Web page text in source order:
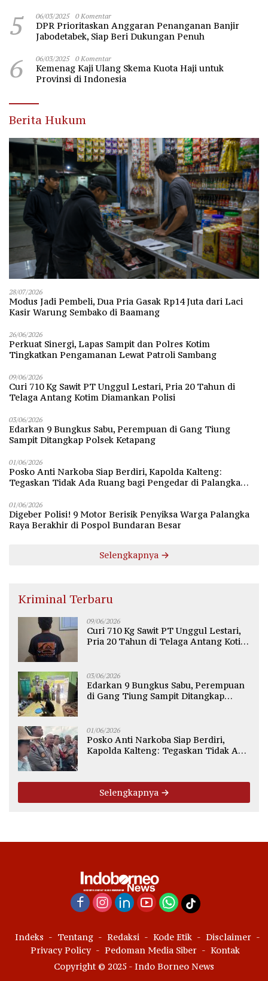
5 06/03/2025 0 Komentar
DPR Prioritaskan Anggaran Penanganan Banjir
Jabodetabek, Siap Beri Dukungan Penuh
6 06/03/2025 0 Komentar
Kemenag Kaji Ulang Skema Kuota Haji untuk
Provinsi di Indonesia
Berita Hukum
28/07/2026
Modus Jadi Pembeli, Dua Pria Gasak Rp14 Juta dari Laci
Kasir Warung Sembako di Baamang
26/06/2026
Perkuat Sinergi, Lapas Sampit dan Polres Kotim
Tingkatkan Pengamanan Lewat Patroli Sambang
09/06/2026
Curi 710 Kg Sawit PT Unggul Lestari, Pria 20 Tahun di
Telaga Antang Kotim Diamankan Polisi
03/06/2026
Edarkan 9 Bungkus Sabu, Perempuan di Gang Tiung
Sampit Ditangkap Polsek Ketapang
01/06/2026
Posko Anti Narkoba Siap Berdiri, Kapolda Kalteng:
Tegaskan Tidak Ada Ruang bagi Pengedar di Palangka
01/06/2026
Digeber Polisi! 9 Motor Berisik Penyiksa Warga Palangka
Raya Berakhir di Pospol Bundaran Besar
Selengkapnya
Kriminal Terbaru
09/06/2026
Curi 710 Kg Sawit PT Unggul Lestari,
Pria 20 Tahun di Telaga Antang Kotim
03/06/2026
Edarkan 9 Bungkus Sabu, Perempuan
di Gang Tiung Sampit Ditangkap
01/06/2026
Posko Anti Narkoba Siap Berdiri,
Kapolda Kalteng: Tegaskan Tidak Ada
Selengkapnya
Indeks Tentang Redaksi Kode Etik
Disclaimer
Privacy Policy
Pedoman Media Siber
Kontak
Copyright © 2025 - Indo Borneo News